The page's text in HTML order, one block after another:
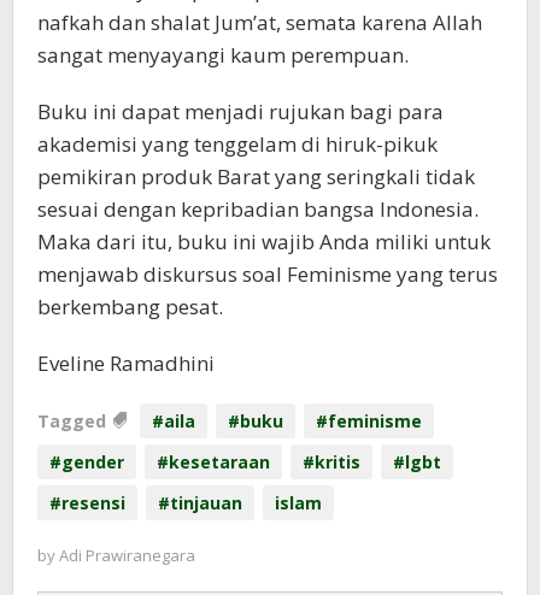
nafkah dan shalat Jum’at, semata karena Allah
sangat menyayangi kaum perempuan.
Buku ini dapat menjadi rujukan bagi para
akademisi yang tenggelam di hiruk-pikuk
pemikiran produk Barat yang seringkali tidak
sesuai dengan kepribadian bangsa Indonesia.
Maka dari itu, buku ini wajib Anda miliki untuk
menjawab diskursus soal Feminisme yang terus
berkembang pesat.
Eveline Ramadhini
Tagged #aila #buku
#feminisme
#gender
#kesetaraan #kritis
#lgbt
#resensi
#tinjauan islam
byAdi Prawiranegara